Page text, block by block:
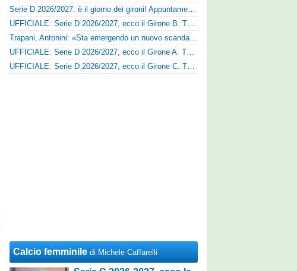
Serie D 2026/2027: è il giorno dei gironi! Appuntamento fissato
UFFICIALE: Serie D 2026/2027, ecco il Girone B. Tutte le squadre
Trapani, Antonini: «Sta emergendo un nuovo scandalo»
UFFICIALE: Serie D 2026/2027, ecco il Girone A. Tutte le squadre
UFFICIALE: Serie D 2026/2027, ecco il Girone C. Tutte le squadre
Calcio femminile di Michele Caffarelli